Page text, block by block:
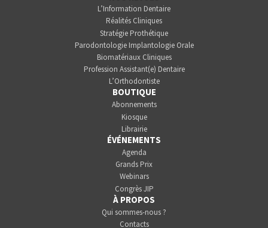
L’Information Dentaire
Réalités Cliniques
Stratégie Prothétique
Parodontologie Implantologie Orale
Biomatériaux Cliniques
Profession Assistant(e) Dentaire
L’Orthodontiste
BOUTIQUE
Abonnements
Kiosque
Librairie
ÉVÉNEMENTS
Agenda
Grands Prix
Webinars
Congrès JIP
À PROPOS
Qui sommes-nous ?
Contacts